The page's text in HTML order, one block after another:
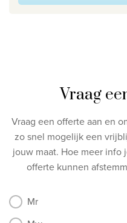
Vraag
Vraag een offerte aan en
zo snel mogelijk een
jouw maat. Hoe meer info
offerte kunnen
Mr